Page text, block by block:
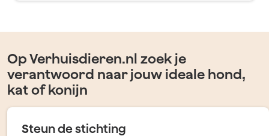
Op Verhuisdieren.nl zoek je
verantwoord naar jouw ideale hond,
kat of konijn
Steun de stichting